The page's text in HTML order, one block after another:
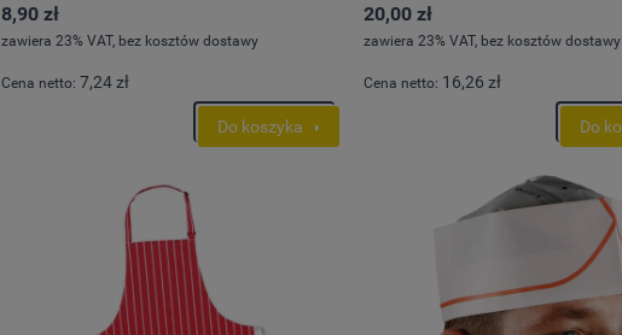
8,90 zł
zawiera 23% VAT, bez kosztów dostawy
Cena netto: 7,24 zł
Do koszyka
20,00 zł
zawiera 23% VAT, bez kosztów dostawy
Cena netto: 16,26 zł
Do